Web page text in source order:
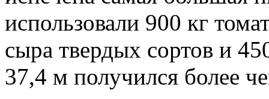
использовали 900 кг
сыра твердых сортов и
37,4 м получился более